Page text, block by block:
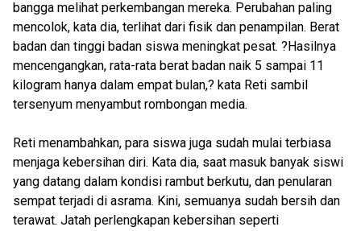
bangga melihat perkembangan mereka. Perubahan paling
mencolok, kata dia, terlihat dari fisik dan penampilan. Berat
badan dan tinggi badan siswa meningkat pesat. ?Hasilnya
mencengangkan, rata-rata berat badan naik 5 sampai 11
kilogram hanya dalam empat bulan,? kata Reti sambil
tersenyum menyambut rombongan media.
Reti menambahkan, para siswa juga sudah mulai terbiasa
menjaga kebersihan diri. Kata dia, saat masuk banyak siswi
yang datang dalam kondisi rambut berkutu, dan penularan
sempat terjadi di asrama. Kini, semuanya sudah bersih dan
terawat. Jatah perlengkapan kebersihan seperti